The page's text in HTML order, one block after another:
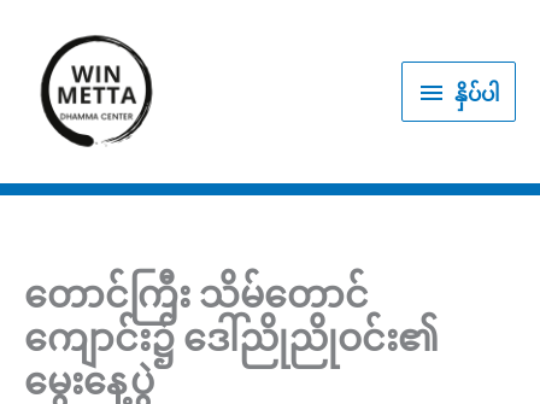
content
နှိပ် နှိပ်ပါ
တောင်ကြီး သိမ်တောင်
ကျောင်း၌ ဒေါ်ညိုညိုဝင်း၏
မွေးနေ့ပွဲ